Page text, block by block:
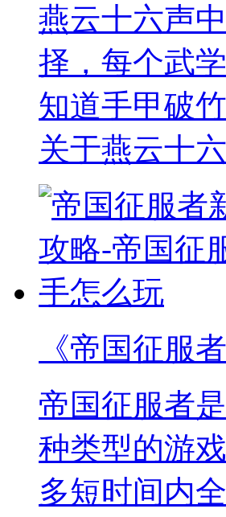
燕云十六声
择，每个武
知道手甲破
关于燕云十
《帝国征服
帝国征服者
种类型的游
多短时间内